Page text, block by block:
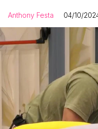
Anthony Festa 04/10/